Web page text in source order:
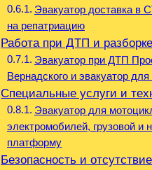
Эвакуатор доставка в
на репатриацию
Работа при ДТП и
Эвакуатор при ДТП
Вернадского и эвакуатор
Специальные услуги и
Эвакуатор для
электромобилей, грузовой и
платформу
Безопасность и